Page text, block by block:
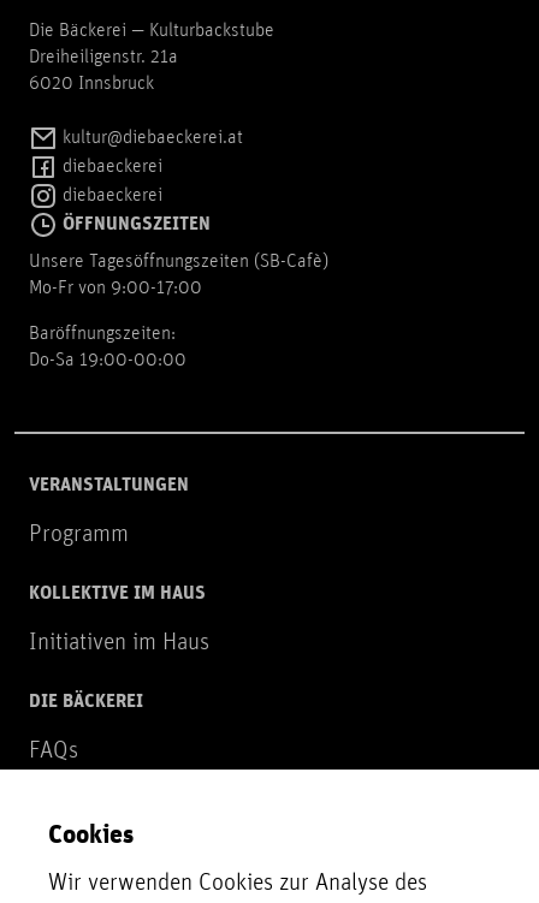
Die Bäckerei — Kulturbackstube
Dreiheiligenstr. 21a
6020 Innsbruck
kultur@diebaeckerei.at
diebaeckerei
diebaeckerei
ÖFFNUNGSZEITEN
Unsere Tagesöffnungszeiten (SB-Cafè)
Mo-Fr von 9:00-17:00
Baröffnungszeiten:
Do-Sa 19:00-00:00
VERANSTALTUNGEN
Programm
KOLLEKTIVE IM HAUS
Initiativen im Haus
DIE BÄCKEREI
FAQs
NEWSLETTER
Zur Newsletter Anmeldung
Cookies
Wir verwenden Cookies zur Analyse des